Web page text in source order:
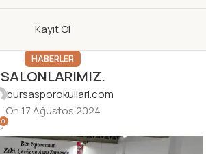
Kayıt Ol
HABERLER
SALONLARIMIZ.
bursasporokullari.com
On 17 Ağustos 2024
0